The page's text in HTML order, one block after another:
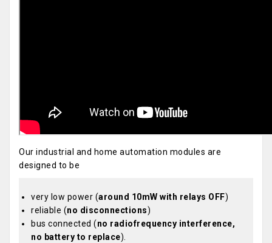
Our industrial and home automation modules are
designed to be
very low power (around 10mW with relays OFF)
reliable (no disconnections)
bus connected (no radiofrequency interference,
no battery to replace).